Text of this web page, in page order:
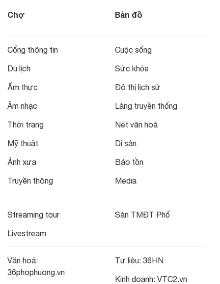
Chợ Bản đồ
Cổng thông tin
Du lịch
Ẩm thực
Âm nhạc
Thời trang
Mỹ thuật
Ảnh xưa
Truyền thông
Cuộc sống
Sức khỏe
Đô thị lịch sử
Làng truyền thống
Nét văn hoá
Di sản
Bảo tồn
Media
Streaming tour
Livestream
Sàn TMĐT Phố
Văn hoá:
36phophuong.vn
Tư liệu: 36HN
Kinh doanh: VTC2.vn